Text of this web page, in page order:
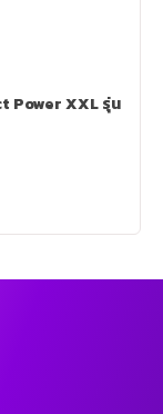
Power XXL รุ่น